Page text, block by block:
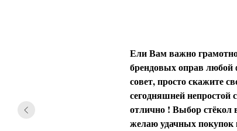
Ели Вам важно
брендовых оправ любой
совет, просто скажите
сегодняшней непростой
отлично ! Выбор стёкол
желаю удачных покупок